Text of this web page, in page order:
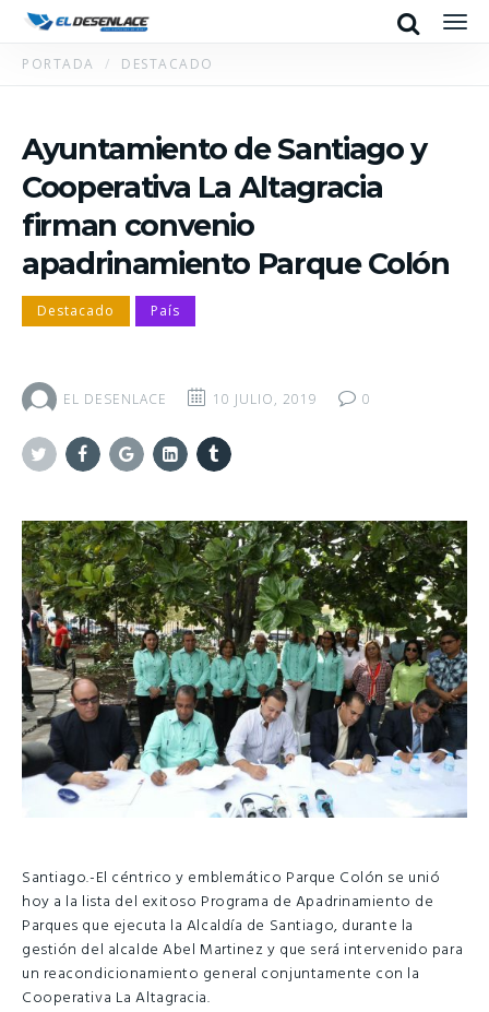
Search
PORTADA DESTACADO
Ayuntamiento de Santiago y
Cooperativa La Altagracia
firman convenio
apadrinamiento Parque Colón
Destacado País
EL DESENLACE 10 JULIO, 2019 0
Santiago.-El céntrico y emblemático Parque Colón se unió
hoy a la lista del exitoso Programa de Apadrinamiento de
Parques que ejecuta la Alcaldía de Santiago, durante la
gestión del alcalde Abel Martinez y que será intervenido para
un reacondicionamiento general conjuntamente con la
Cooperativa La Altagracia.